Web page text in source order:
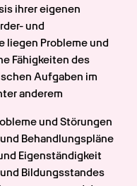
ihrer eigenen
und
liegen Probleme und
Fähigkeiten des
Aufgaben im
anderem
und Störungen
Behandlungspläne
Eigenständigkeit
Bildungsstandes